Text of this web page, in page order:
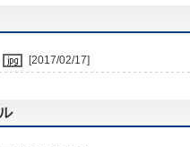
[2017/02/17]